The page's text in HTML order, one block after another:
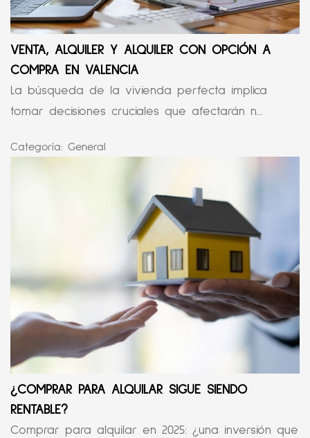
VENTA, ALQUILER Y ALQUILER CON OPCIÓN A
COMPRA EN VALENCIA
La búsqueda de la vivienda perfecta implica
tomar decisiones cruciales que afectarán n...
Categoría: General
¿COMPRAR PARA ALQUILAR SIGUE SIENDO
RENTABLE?
Comprar para alquilar en 2025: ¿una inversión que